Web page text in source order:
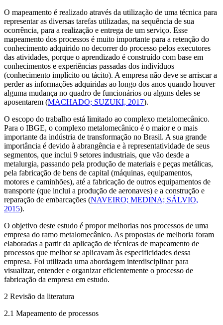
O mapeamento é realizado através da utilização de uma técnica para
representar as diversas tarefas utilizadas, na sequência de sua
ocorrência, para a realização e entrega de um serviço. Esse
mapeamento dos processos é muito importante para a retenção do
conhecimento adquirido no decorrer do processo pelos executores
das atividades, porque o aprendizado é construído com base em
conhecimentos e experiências passadas dos indivíduos
(conhecimento implícito ou tácito). A empresa não deve se arriscar a
perder as informações adquiridas ao longo dos anos quando houver
alguma mudança no quadro de funcionários ou alguns deles se
aposentarem (MACHADO; SUZUKI, 2017).
O escopo do trabalho está limitado ao complexo metalomecânico.
Para o IBGE, o complexo metalomecânico é o maior e o mais
importante da indústria de transformação no Brasil. A sua grande
importância é devido à abrangência e à representatividade de seus
segmentos, que inclui 9 setores industriais, que vão desde a
metalurgia, passando pela produção de materiais e peças metálicas,
pela fabricação de bens de capital (máquinas, equipamentos,
motores e caminhões), até a fabricação de outros equipamentos de
transporte (que inclui a produção de aeronaves) e a construção e
reparação de embarcações (NAVEIRO; MEDINA; SÁLVIO,
2015).
O objetivo deste estudo é propor melhorias nos processos de uma
empresa do ramo metalomecânico. As propostas de melhoria foram
elaboradas a partir da aplicação de técnicas de mapeamento de
processos que melhor se aplicavam às especificidades dessa
empresa. Foi utilizada uma abordagem interdisciplinar para
visualizar, entender e organizar eficientemente o processo de
fabricação da empresa em estudo.
2 Revisão da literatura
2.1 Mapeamento de processos